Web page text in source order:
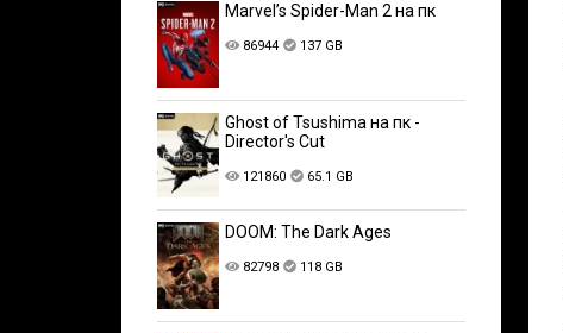
Marvel’s Spider-Man 2 на пк
86944 137 GB
Ghost of Tsushima на пк -
Director's Cut
121860 65.1 GB
DOOM: The Dark Ages
82798 118 GB